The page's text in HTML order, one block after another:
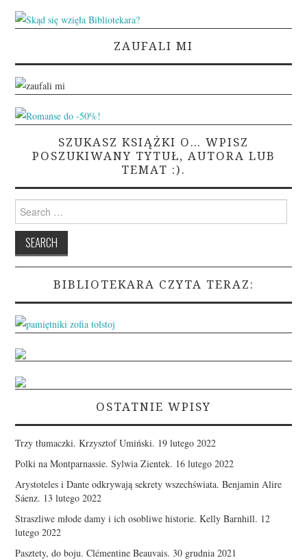
ZAUFALI MI
SZUKASZ KSIĄŻKI O… WPISZ
POSZUKIWANY TYTUŁ, AUTORA LUB
TEMAT :).
for:
BIBLIOTEKARA CZYTA TERAZ:
OSTATNIE WPISY
Trzy tłumaczki. Krzysztof Umiński. 19 lutego 2022
Polki na Montparnassie. Sylwia Zientek. 16 lutego 2022
Arystoteles i Dante odkrywają sekrety wszechświata. Benjamin Alire
Sáenz. 13 lutego 2022
Straszliwe młode damy i ich osobliwe historie. Kelly Barnhill. 12
lutego 2022
Pasztety, do boju. Clémentine Beauvais. 30 grudnia 2021